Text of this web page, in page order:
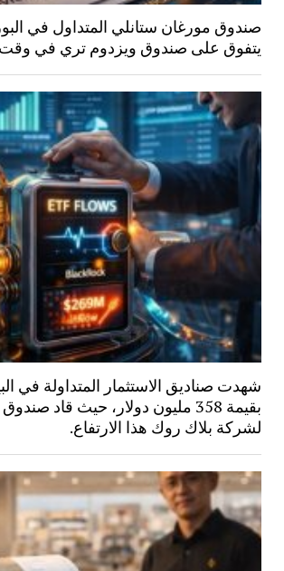
صندوق مورغان ستانلي المتداول في
يتفوق على صندوق ويزدوم تري في
شهدت صناديق الاستثمار المتداولة في
لشركة بلاك روك هذا الارتفاع.